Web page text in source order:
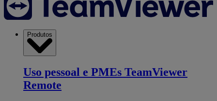
Produtos
Uso pessoal e PMEs TeamViewer
Remote